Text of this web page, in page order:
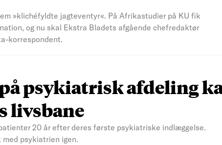
»klichéfyldte jagteventyr«. På Afrikastudier på KU fik
og nu skal Ekstra Bladets afgående chefredaktør
korrespondent.
psykiatrisk afdeling
livsbane
20 år efter deres første psykiatriske indlæggelse.
psykiatrien igen.